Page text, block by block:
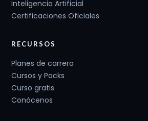
Inteligencia Artificial
Certificaciones Oficiales
RECURSOS
Planes de carrera
Cursos y Packs
Curso gratis
Conócenos